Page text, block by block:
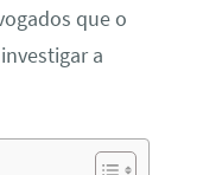
que o
a